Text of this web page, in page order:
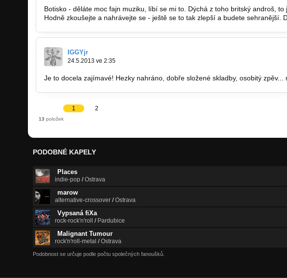
Botisko - děláte moc fajn muziku, líbí se mi to. Dýchá z toho britský androš, to
Hodně zkoušejte a nahrávejte se - ještě se to tak zlepší a budete sehranější.
IGGYjr
24.5.2013 ve 2:35
Je to docela zajímavé! Hezky nahráno, dobře složené skladby, osobitý zpěv...
1 2
13 položek
PODOBNÉ KAPELY
Places
indie-pop /Ostrava
marow
alternative-crossover /Ostrava
Vypsaná fiXa
rock-rock'n'roll / Pardubice
Malignant Tumour
rock'n'roll-metal /Ostrava
Podobnost se určuje podle počtu společných fanoušků.